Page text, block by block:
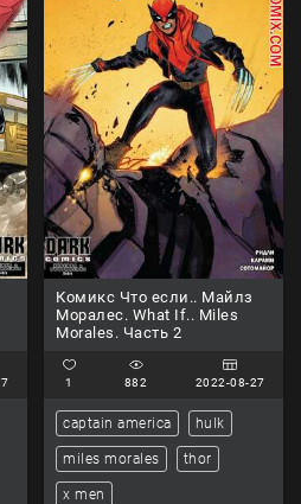
Комикс Что если.. Майлз
Моралес. What If.. Miles
Morales. Часть 2
1 882 2022-08-27
captain america hulk
miles morales thor
x men